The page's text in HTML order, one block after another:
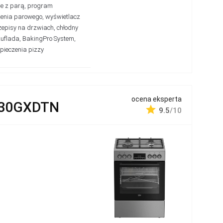
z parą, program
parowego, wyświetlacz
na drzwiach, chłodny
BakingPro System,
pizzy
ocena eksperta
9.5/10